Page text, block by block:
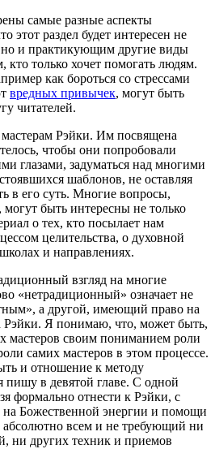
самые разные аспекты
этот раздел будет интересен не
но и практикующим другие виды
кто только хочет помогать людям.
как бороться со стрессами
вредных привычек, могут быть
читателей.
Рэйки. Им посвящена
чтобы они попробовали
глазами, задуматься над многими
шаблонов, не оставляя
в его суть. Многие вопросы,
быть интересны не только
о тех, кто посылает нам
целительства, о духовной
и направлениях.
взгляд на многие
«нетрадиционный» означает не
а другой, имеющий право на
Рэйки. Я понимаю, что, может быть,
мастеров своим пониманием роли
самих мастеров в этом процессе.
и отношение к методу
пишу в девятой главе. С одной
формально отнести к Рэйки, с
Божественной энергии и помощи
всем и не требующий ни
ни других техник и приемов